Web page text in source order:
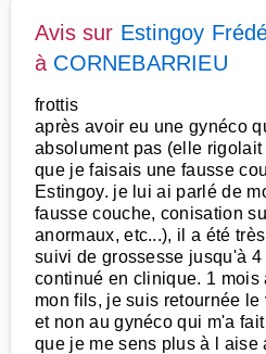
Avis sur Estingoy
à CORNEBARRIEU
frottis
après avoir eu une gynéco
absolument pas (elle
que je faisais une fausse
Estingoy. je lui ai parlé de
fausse couche, conisation
anormaux, etc...), il a été
suivi de grossesse jusqu'à
continué en clinique. 1
mon fils, je suis retournée
et non au gynéco qui m'a
que je me sens plus à l aise